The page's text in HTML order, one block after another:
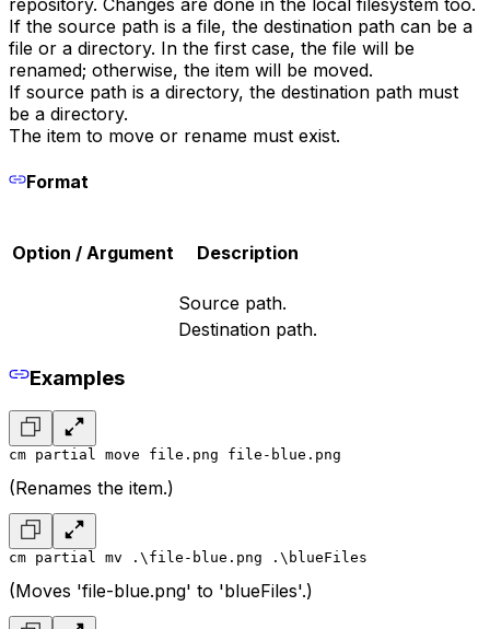
repository. Changes are done in the local filesystem too.
If the source path is a file, the destination path can be a
file or a directory. In the first case, the file will be
renamed; otherwise, the item will be moved.
If source path is a directory, the destination path must
be a directory.
The item to move or rename must exist.
Format
Option / Argument Description
Source path.
Destination path.
Examples
cm partial move file.png file-blue.png
(Renames the item.)
cm partial mv .\file-blue.png .\blueFiles
(Moves 'file-blue.png' to 'blueFiles'.)